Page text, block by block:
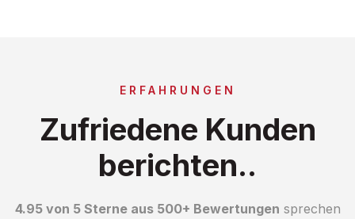
ERFAHRUNGEN
Zufriedene Kunden
berichten..
4.95 von 5 Sterne aus 500+ Bewertungen sprechen